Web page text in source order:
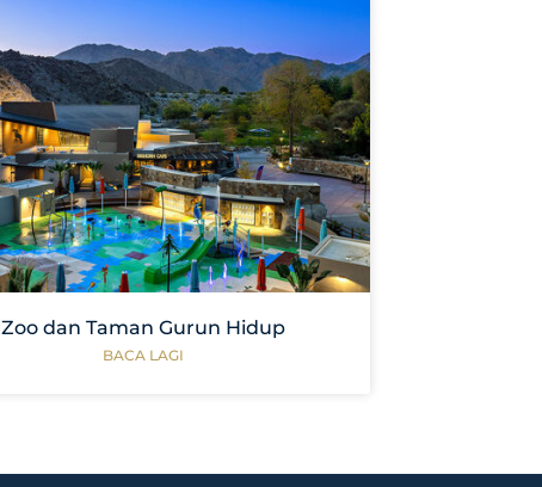
Zoo dan Taman Gurun Hidup
BACA LAGI